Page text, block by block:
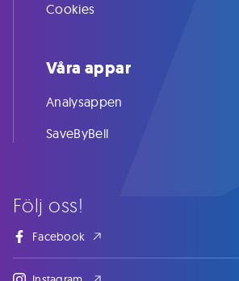
Följ oss!
Facebook
Cookies
Våra appar
Analysappen
SaveByBell